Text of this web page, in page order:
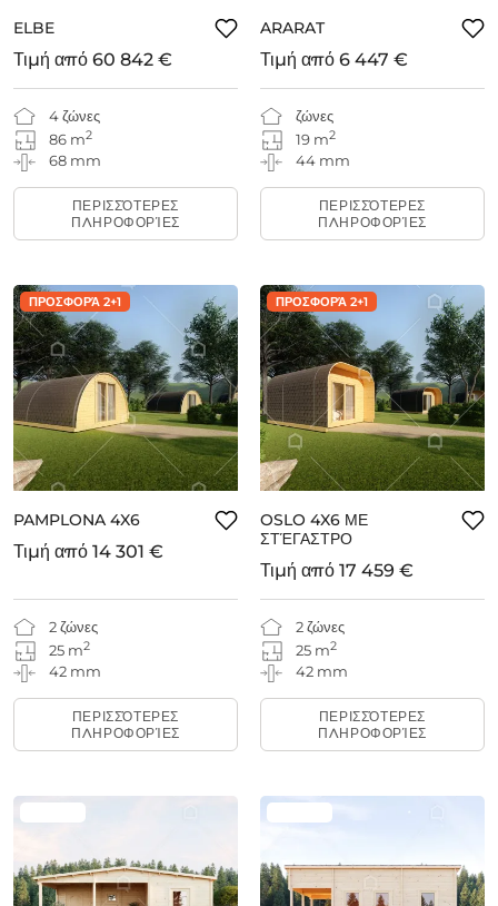
ELBE
4 ζώνες
86 m2
68 mm
Τιμή από 60 842 €
ΠΕΡΙΣΣΌΤΕΡΕΣ
ΠΛΗΡΟΦΟΡΊΕΣ
ARARAT
ζώνες
19 m2
44 mm
Τιμή από 6 447 €
ΠΕΡΙΣΣΌΤΕΡΕΣ
ΠΛΗΡΟΦΟΡΊΕΣ
ΠΡΟΣΦΟΡΆ 2+1
PAMPLONA 4X6
2 ζώνες
25 m2
42 mm
Τιμή από 14 301 €
ΠΕΡΙΣΣΌΤΕΡΕΣ
ΠΛΗΡΟΦΟΡΊΕΣ
ΠΡΟΣΦΟΡΆ 2+1
OSLO 4X6 ΜΕ
ΣΤΈΓΑΣΤΡΟ
2 ζώνες
25 m2
42 mm
Τιμή από 17 459 €
ΠΕΡΙΣΣΌΤΕΡΕΣ
ΠΛΗΡΟΦΟΡΊΕΣ